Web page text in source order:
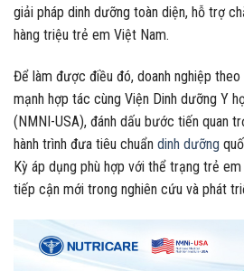
giải pháp dinh dưỡng toàn diện, hỗ trợ
hàng triệu trẻ em Việt Nam.
Để làm được điều đó, doanh nghiệp
mạnh hợp tác cùng Viện Dinh dưỡng Y
(NMNI-USA), đánh dấu bước tiến quan
hành trình đưa tiêu chuẩn dinh dưỡng
Kỳ áp dụng phù hợp với thể trạng trẻ
tiếp cận mới trong nghiên cứu và phát